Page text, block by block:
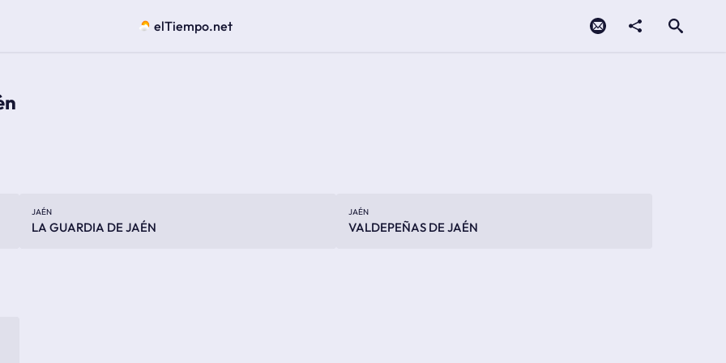
elTiempo.net
JAÉN
LA GUARDIA DE JAÉN
JAÉN
VALDEPEÑAS DE JAÉN